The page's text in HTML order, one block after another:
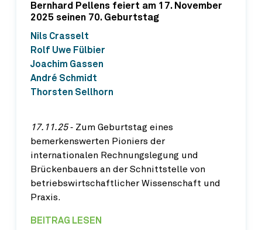
Bernhard Pellens feiert am 17. November
2025 seinen 70. Geburtstag
Nils Crasselt
Rolf Uwe Fülbier
Joachim Gassen
André Schmidt
Thorsten Sellhorn
17.11.25‐ Zum Geburtstag eines
bemerkenswerten Pioniers der
internationalen Rechnungslegung und
Brückenbauers an der Schnittstelle von
betriebswirtschaftlicher Wissenschaft und
Praxis.
BEITRAG LESEN